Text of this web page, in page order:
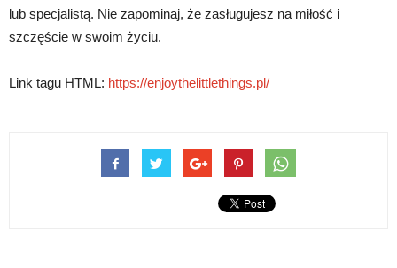
lub specjalistą. Nie zapominaj, że zasługujesz na miłość i
szczęście w swoim życiu.
Link tagu HTML: https://enjoythelittlethings.pl/